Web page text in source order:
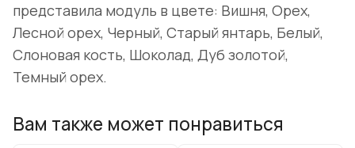
представила модуль в цвете: Вишня, Орех,
Лесной орех, Черный, Старый янтарь, Белый,
Слоновая кость, Шоколад, Дуб золотой,
Темный орех.
Вам также может понравиться